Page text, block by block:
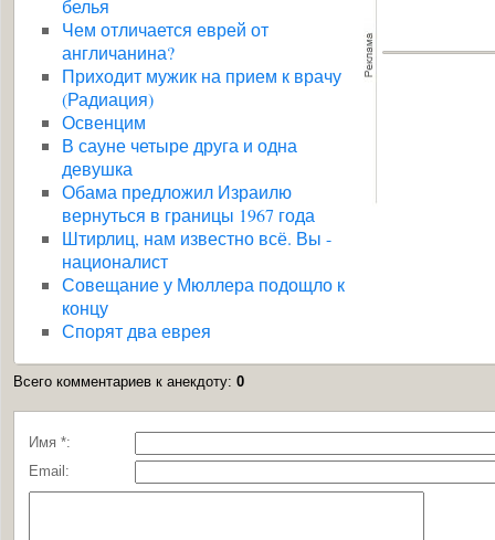
белья
Чем отличается еврей от
англичанина?
Приходит мужик на прием к врачу
(Радиация)
Освенцим
В сауне четыре друга и одна
девушка
Обама предложил Израилю
вернуться в границы 1967 года
Штирлиц, нам известно всё. Вы -
националист
Совещание у Мюллера подощло к
концу
Спорят два еврея
Всего комментариев к анекдоту: 0
Имя *:
Email: